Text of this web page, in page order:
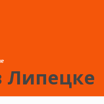
Липецке